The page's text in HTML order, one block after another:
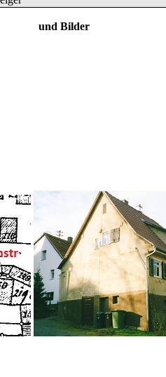
Bilder